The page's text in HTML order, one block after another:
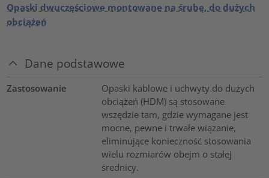
Opaski dwuczęściowe montowane na śrubę, do dużych
obciążeń
Dane podstawowe
Zastosowanie
Opaski kablowe i uchwyty do dużych
obciążeń (HDM) są stosowane
wszędzie tam, gdzie wymagane jest
mocne, pewne i trwałe wiązanie,
eliminujące konieczność stosowania
wielu rozmiarów obejm o stałej
średnicy.